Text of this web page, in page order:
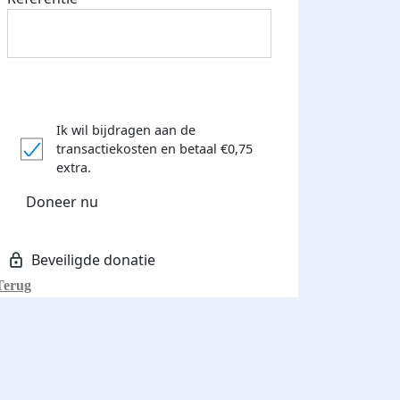
Ik wil bijdragen aan de
transactiekosten en betaal €0,75
extra.
Doneer nu